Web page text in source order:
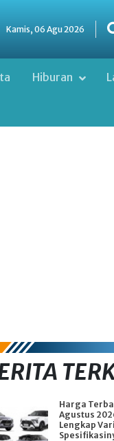
Kamis, 06 Agu 2026
Hiburan
Harga
Agustus
Lengkap